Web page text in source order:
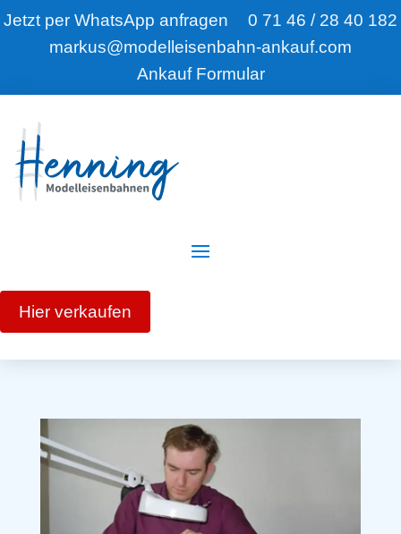
Jetzt per WhatsApp anfragen
0 71 46 / 28 40 182
markus@modelleisenbahn-ankauf.com
Ankauf Formular
Hier verkaufen